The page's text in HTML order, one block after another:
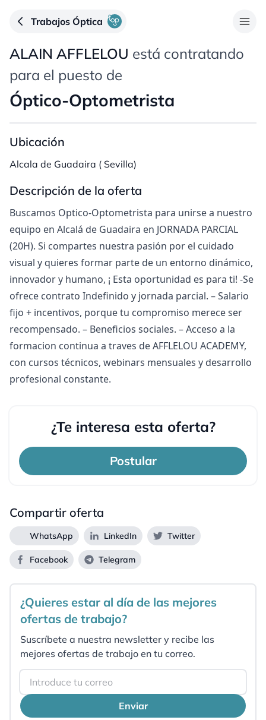
Trabajos Óptica
ALAIN AFFLELOU está contratando
para el puesto de
Óptico-Optometrista
Ubicación
Alcala de Guadaira ( Sevilla)
Descripción de la oferta
Buscamos Optico-Optometrista para unirse a nuestro
equipo en Alcalá de Guadaira en JORNADA PARCIAL
(20H). Si compartes nuestra pasión por el cuidado
visual y quieres formar parte de un entorno dinámico,
innovador y humano, ¡ Esta oportunidad es para ti! -Se
ofrece contrato Indefinido y jornada parcial. – Salario
fijo + incentivos, porque tu compromiso merece ser
recompensado. – Beneficios sociales. – Acceso a la
formacion continua a traves de AFFLELOU ACADEMY,
con cursos técnicos, webinars mensuales y desarrollo
profesional constante.
¿Te interesa esta oferta?
Postular
Compartir oferta
WhatsApp LinkedIn Twitter
Facebook Telegram
¿Quieres estar al día de las mejores
ofertas de trabajo?
Suscríbete a nuestra newsletter y recibe las
mejores ofertas de trabajo en tu correo.
Email
Enviar